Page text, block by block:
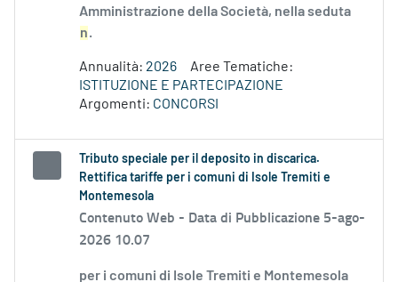
Amministrazione della Società, nella seduta
n.
Annualità: 2026
Aree Tematiche:
ISTITUZIONE E PARTECIPAZIONE
Argomenti: CONCORSI
Tributo speciale per il deposito in discarica.
Rettifica tariffe per i comuni di Isole Tremiti e
Montemesola
Contenuto Web - Data di Pubblicazione 5-ago-
2026 10.07
per i comuni di Isole Tremiti e Montemesola